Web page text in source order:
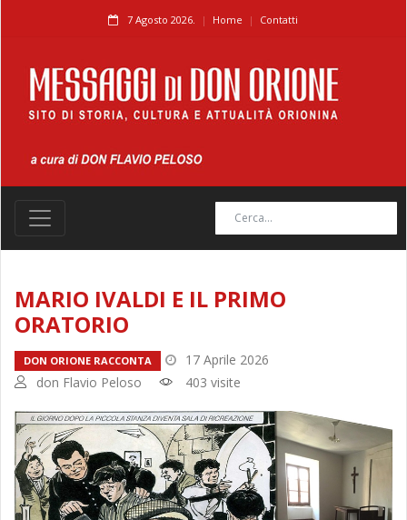
7 Agosto 2026. Home Contatti
MARIO IVALDI E IL PRIMO
ORATORIO
DON ORIONE RACCONTA
17 Aprile 2026
don Flavio Peloso
403 visite